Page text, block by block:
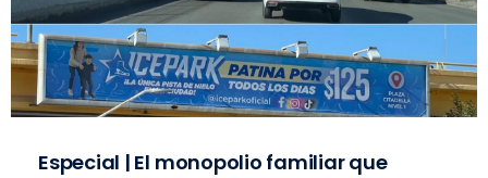
Especial | El monopolio familiar que